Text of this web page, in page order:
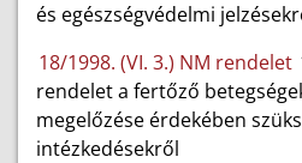
és egészségvédelmi
18/1998. (VI. 3.) NM rendelet
rendelet a fertőző
megelőzése érdekében
intézkedésekről